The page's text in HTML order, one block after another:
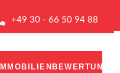
+49 30 - 66 50 94 88
IMMOBILIENBEWERTUNG